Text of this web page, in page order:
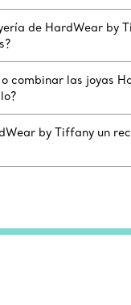
de HardWear by
combinar las joyas
by Tiffany un